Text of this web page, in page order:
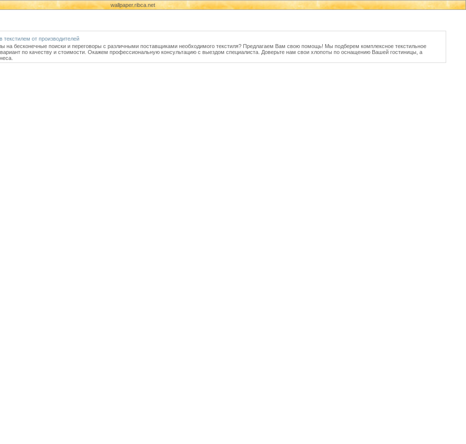
wallpaper.ribca.net
от производителей
на бесконечные поиски и переговоры с различными поставщиками необходимого текстиля? Предлагаем Вам свою помощь! Мы подберем комплексное текстильное
по качеству и стоимости. Окажем профессиональную консультацию с выездом специалиста. Доверьте нам свои хлопоты по оснащению Вашей гостиницы, а